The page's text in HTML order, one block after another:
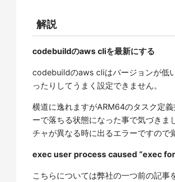
解説
codebuildのaws cliを最新にする
codebuildのaws cliはバージョンが低
ったりしてうまく設定できません。
横道に逸れますがARM64のタスク定
ーで落ちる状態になった事で気づき
チャが異なる時に出るエラーですので
exec user process caused “exec
こちらについては弊社の一つ前の記事